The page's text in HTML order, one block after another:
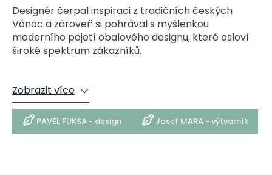
PAVEL FUKSA - design Josef MARA - výtvarník
Designér čerpal inspiraci z tradičních českých
Vánoc a zároveň si pohrával s myšlenkou
moderního pojetí obalového designu, které osloví
široké spektrum zákazníků.
Josef Mara – výtvarník. Celé uchováni stromečku
po zbytek roku pojal jako bonboniéru.
Rovapress s.r.o. – je naší zárukou kvality tisku výseku
krabiček a přebalů.
Zobrazit více